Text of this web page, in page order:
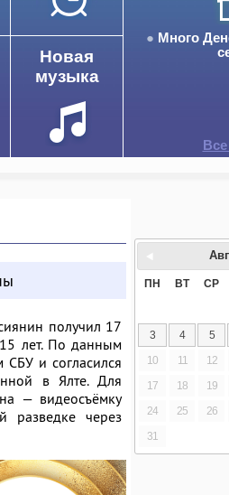
Много
Новая
музыка
получил 17
лет. По данным
СБУ и согласился
в Ялте. Для
— видеосъёмку
разведке через
ПН ВТ СР
3
4 5
10
11 12
17
18 19
24
25 26
31